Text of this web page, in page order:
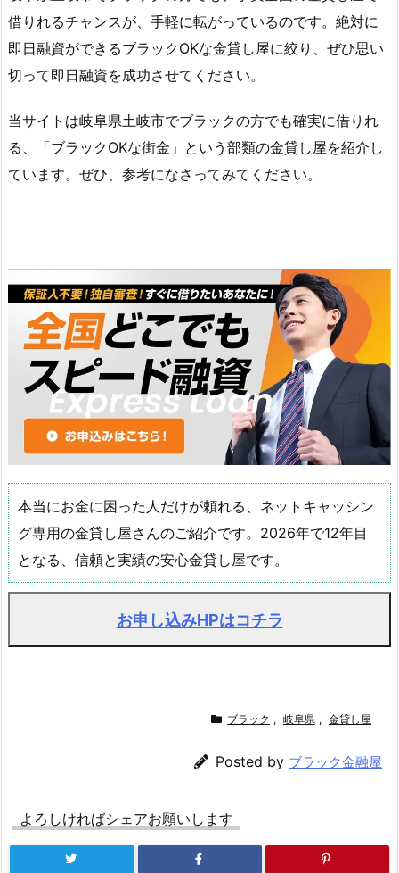
借りれるチャンスが、手軽に転がっているのです。絶対に
即日融資ができるブラックOKな金貸し屋に絞り、ぜひ思い
切って即日融資を成功させてください。
当サイトは岐阜県土岐市でブラックの方でも確実に借りれ
る、「ブラックOKな街金」という部類の金貸し屋を紹介し
ています。ぜひ、参考になさってみてください。
本当にお金に困った人だけが頼れる、ネットキャッシン
グ専用の金貸し屋さんのご紹介です。2026年で12年目
となる、信頼と実績の安心金貸し屋です。
お申し込みHPはコチラ
ブラック , 岐阜県 , 金貸し屋
Posted by ブラック金融屋
よろしければシェアお願いします